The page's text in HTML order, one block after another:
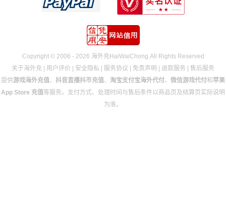
Copyright © 2006 - 2026 海外充HaiWaiChong.All Rights Reserved
关于海外充
用户评价 安全隐私 服务协议 免责声明 退款服务
售后服务
提供游戏海外充值、 抖音直播抖币充值、 淘宝支付宝海外代付、 微信游戏代付和 苹果
App Store 充值等服务。支付方式、处理时间与售后条件以商品页及结算页实际说明
为准。